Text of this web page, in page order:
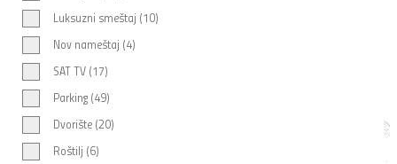
Luksuzni smeštaj (10)
Nov nameštaj (4)
SAT TV (17)
Parking (49)
Dvorište (20)
Roštilj (6)